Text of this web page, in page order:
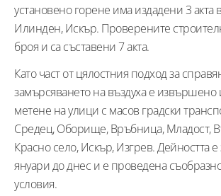
установено горене има издадени 3 акта
Илинден, Искър. Проверените
броя и са съставени 7 акта.
Като част от цялостния подход за
замърсяването на въздуха е
метене на улици с масов градски
Средец, Оборище, Връбница, Младост,
Красно село, Искър, Изгрев. Дейността е
януари до днес и е проведена
условия.